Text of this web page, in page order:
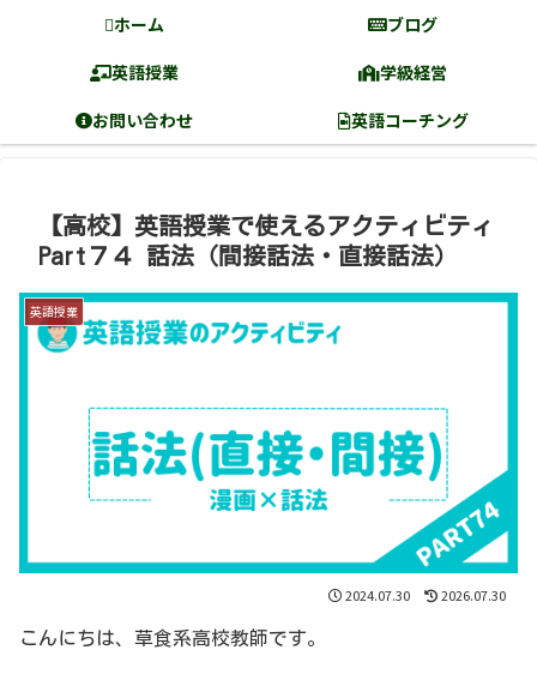
ホーム
ブログ
英語授業
学級経営
お問い合わせ
英語コーチング
【高校】英語授業で使えるアクティビティ
Part７４ 話法（間接話法・直接話法）
英語授業
2024.07.30 2026.07.30
こんにちは、草食系高校教師です。